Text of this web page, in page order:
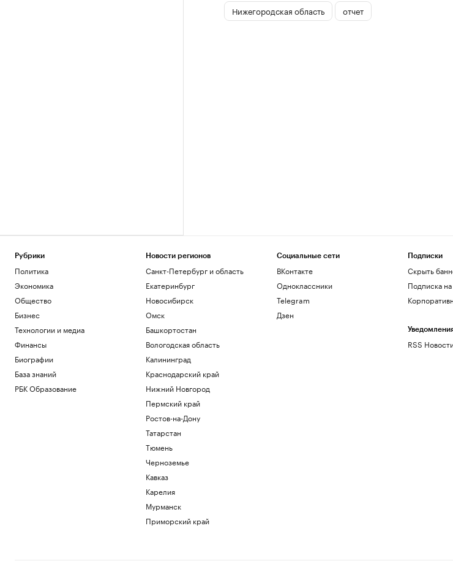
Нижегородская область
отчет
Рубрики
Политика
Экономика
Общество
Бизнес
Технологии и медиа
Финансы
Биографии
База знаний
РБК Образование
Новости регионов
Санкт-Петербург и область
Екатеринбург
Новосибирск
Омск
Башкортостан
Вологодская область
Калининград
Краснодарский край
Нижний Новгород
Пермский край
Ростов-на-Дону
Татарстан
Тюмень
Черноземье
Кавказ
Карелия
Мурманск
Приморский край
Социальные сети
ВКонтакте
Одноклассники
Telegram
Дзен
Подписки
Скрыть
Подписка
RSS